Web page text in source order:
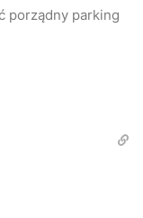
porządny parking